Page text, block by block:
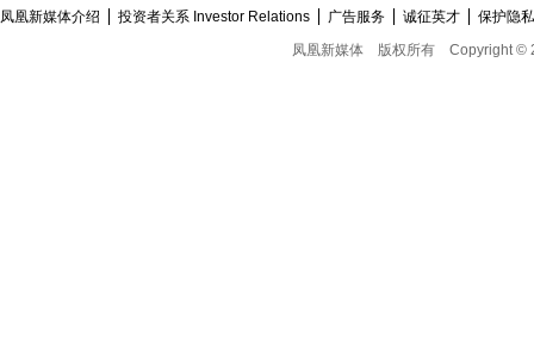
凤凰新媒体介绍 投资者关系 Investor Relations 广告服务 诚征英才
保护隐
凤凰新媒体
版权所有 Copyright ©